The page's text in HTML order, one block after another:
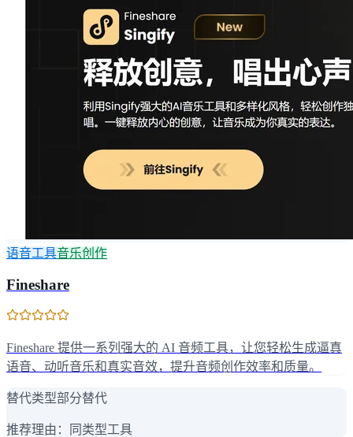
语音工具音乐创作
Fineshare
Fineshare 提供一系列强大的 AI 音频工具，让您轻松生成逼真
语音、动听音乐和真实音效，提升音频创作效率和质量。
替代类型部分替代
推荐理由： 同类型工具